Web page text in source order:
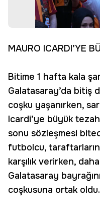
MAURO ICARDI’YE
Bitime 1 hafta kala
Galatasaray’da bitiş
coşku yaşanırken,
Icardi’ye büyük
sonu sözleşmesi
futbolcu,
karşılık verirken,
Galatasaray
coşkusuna ortak oldu.